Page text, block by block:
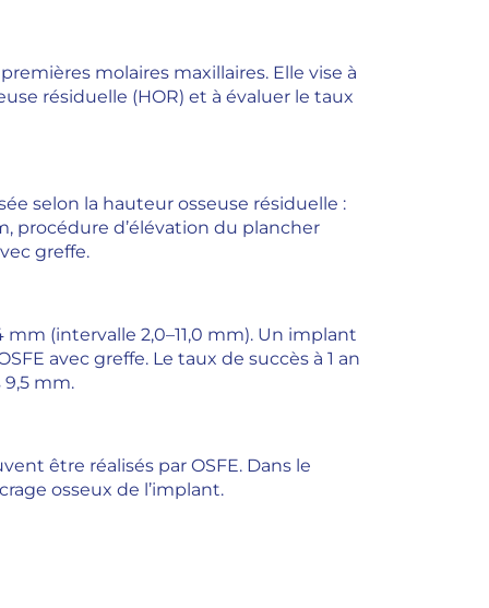
molaires maxillaires. Elle vise à
résiduelle (HOR) et à évaluer le taux
selon la hauteur osseuse résiduelle :
procédure d’élévation du plancher
greffe.
(intervalle 2,0–11,0 mm). Un implant
avec greffe. Le taux de succès à 1 an
mm.
être réalisés par OSFE. Dans le
osseux de l’implant.